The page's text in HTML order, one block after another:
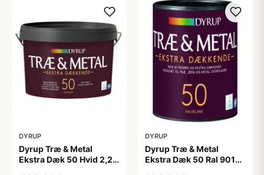
DYRUP
Dyrup Træ & Metal
Ekstra Dæk 50 Hvid 2,25
DYRUP
Dyrup Træ & Metal
Ekstra Dæk 50 Ral 9010